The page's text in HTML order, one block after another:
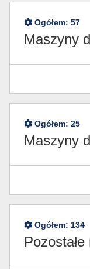
Ogółem: 57
Maszyny
Ogółem: 25
Maszyny
Ogółem: 134